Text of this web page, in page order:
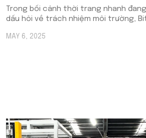
Trong bối cảnh thời trang nhanh
dấu hỏi về trách nhiệm môi trường,
MAY 6, 2025